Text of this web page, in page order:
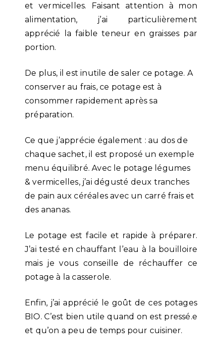
et vermicelles. Faisant attention à mon
alimentation, j’ai particulièrement
apprécié la faible teneur en graisses par
portion.
De plus, il est inutile de saler ce potage. A
conserver au frais, ce potage est à
consommer rapidement après sa
préparation.
Ce que j’apprécie également : au dos de
chaque sachet, il est proposé un exemple
menu équilibré. Avec le potage légumes
& vermicelles, j’ai dégusté deux tranches
de pain aux céréales avec un carré frais et
des ananas.
Le potage est facile et rapide à préparer.
J’ai testé en chauffant l’eau à la bouilloire
mais je vous conseille de réchauffer ce
potage à la casserole.
Enfin, j’ai apprécié le goût de ces potages
BIO. C’est bien utile quand on est pressé.e
et qu’on a peu de temps pour cuisiner.